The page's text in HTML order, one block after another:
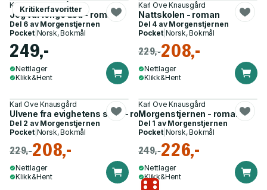
Kritikerfavoritter
Karl Ove Knausgård
Jeg var lenge død - roman
Del 6 av Morgenstjernen
Pocket| Norsk, Bokmål
249,-
Nettlager
Klikk&Hent
Karl Ove Knausgård
Nattskolen - roman
Del 4 av Morgenstjernen
Pocket| Norsk, Bokmål
229,-208,-
Nettlager
Klikk&Hent
Karl Ove Knausgård
Ulvene fra evighetens skog - roman
Del 2 av Morgenstjernen
Pocket| Norsk, Bokmål
229,-208,-
Nettlager
Klikk&Hent
Karl Ove Knausgård
Morgenstjernen - roman
Del 1 av Morgenstjernen
Pocket| Norsk, Bokmål
249,-226,-
Nettlager
Klikk&Hent